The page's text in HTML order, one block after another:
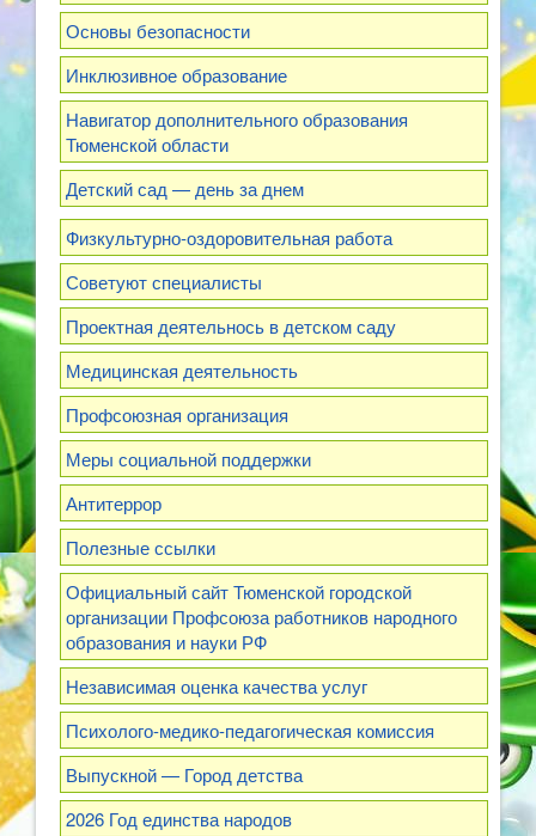
Основы безопасности
Инклюзивное образование
Навигатор дополнительного образования
Тюменской области
Детский сад — день за днем
Физкультурно-оздоровительная работа
Советуют специалисты
Проектная деятельнось в детском саду
Медицинская деятельность
Профсоюзная организация
Меры социальной поддержки
Антитеррор
Полезные ссылки
Официальный сайт Тюменской городской
организации Профсоюза работников народного
образования и науки РФ
Независимая оценка качества услуг
Психолого-медико-педагогическая комиссия
Выпускной — Город детства
2026 Год единства народов